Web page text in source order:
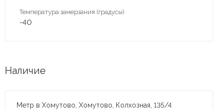
Температура замерзания (градусы)
-40
Наличие
Метр в Хомутово, Хомутово, Колхозная, 135/4